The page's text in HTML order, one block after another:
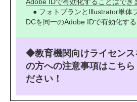
● フォトプランとIllustrator単体
DCを同一のAdobe IDで有効化する
◆教育機関向けライセンス
の方への注意事項はこちら
ださい！